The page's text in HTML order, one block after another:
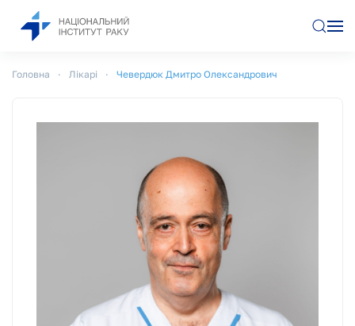
Головна Лікарі Чевердюк Дмитро Олександрович